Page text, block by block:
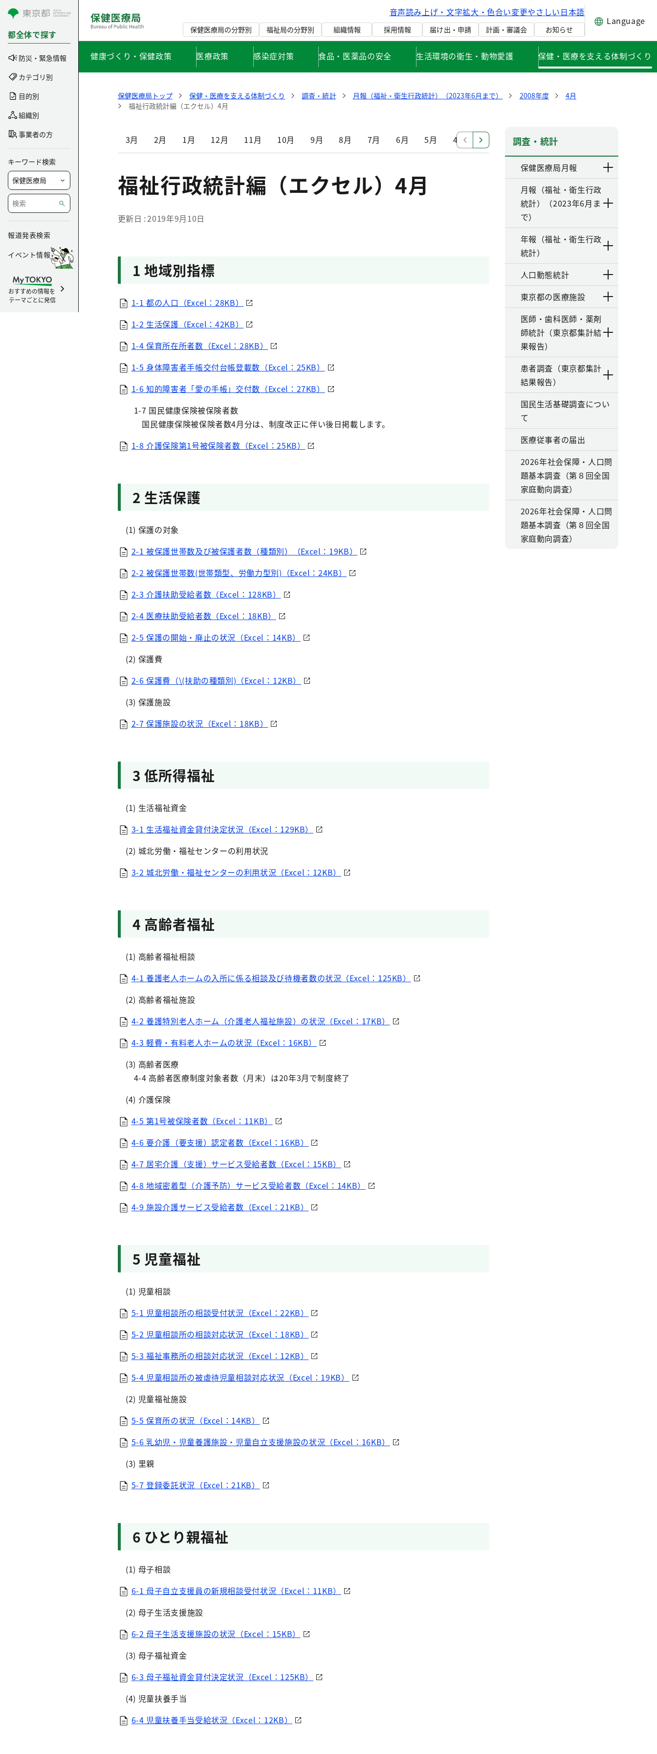
コンテンツにスキップ
都全体で探す
防災・緊急情報
カテゴリ別
目的別
組織別
事業者の方
キーワード検索
報道発表検索
イベント情報
おすすめの情報を
テーマごとに発信
音声読み上げ・文字拡大・色合い変更やさしい日本語
保健医療局の分野別 福祉局の分野別 組織情報 採用情報 届け出・申請 計画・審議会 お知らせ
Language
健康づくり・保健政策 医療政策 感染症対策 食品・医薬品の安全 生活環境の衛生・動物愛護 保健・医療を支える体制づくり
保健医療局トップ 保健・医療を支える体制づくり 調査・統計 月報（福祉・衛生行政統計）（2023年6月まで） 2008年度
4月
福祉行政統計編（エクセル）4月
3月 2月 1月 12月 11月 10月 9月 8月 7月 6月 5月 4月
福祉行政統計編（エクセル）4月
更新日 2019年9月10日
1 地域別指標
1-1 都の人口（Excel：28KB）
1-2 生活保護（Excel：42KB）
1-4 保育所在所者数（Excel：28KB）
1-5 身体障害者手帳交付台帳登載数（Excel：25KB）
1-6 知的障害者「愛の手帳」交付数（Excel：27KB）
1-7 国民健康保険被保険者数
国民健康保険被保険者数4月分は、制度改正に伴い後日掲載します。
1-8 介護保険第1号被保険者数（Excel：25KB）
2 生活保護
(1) 保護の対象
2-1 被保護世帯数及び被保護者数（種類別）（Excel：19KB）
2-2 被保護世帯数(世帯類型、労働力型別)（Excel：24KB）
2-3 介護扶助受給者数（Excel：128KB）
2-4 医療扶助受給者数（Excel：18KB）
2-5 保護の開始・廃止の状況（Excel：14KB）
(2) 保護費
2-6 保護費（\(扶助の種類別)（Excel：12KB）
(3) 保護施設
2-7 保護施設の状況（Excel：18KB）
3 低所得福祉
(1) 生活福祉資金
3-1 生活福祉資金貸付決定状況（Excel：129KB）
(2) 城北労働・福祉センターの利用状況
3-2 城北労働・福祉センターの利用状況（Excel：12KB）
4 高齢者福祉
(1) 高齢者福祉相談
4-1 養護老人ホームの入所に係る相談及び待機者数の状況（Excel：125KB）
(2) 高齢者福祉施設
4-2 養護特別老人ホーム（介護老人福祉施設）の状況（Excel：17KB）
4-3 軽費・有料老人ホームの状況（Excel：16KB）
(3) 高齢者医療
4-4 高齢者医療制度対象者数（月末）は20年3月で制度終了
(4) 介護保険
4-5 第1号被保険者数（Excel：11KB）
4-6 要介護（要支援）認定者数（Excel：16KB）
4-7 居宅介護（支援）サービス受給者数（Excel：15KB）
4-8 地域密着型（介護予防）サービス受給者数（Excel：14KB）
4-9 施設介護サービス受給者数（Excel：21KB）
5 児童福祉
(1) 児童相談
5-1 児童相談所の相談受付状況（Excel：22KB）
5-2 児童相談所の相談対応状況（Excel：18KB）
5-3 福祉事務所の相談対応状況（Excel：12KB）
5-4 児童相談所の被虐待児童相談対応状況（Excel：19KB）
(2) 児童福祉施設
5-5 保育所の状況（Excel：14KB）
5-6 乳幼児・児童養護施設・児童自立支援施設の状況（Excel：16KB）
(3) 里親
5-7 登録委託状況（Excel：21KB）
6 ひとり親福祉
(1) 母子相談
6-1 母子自立支援員の新規相談受付状況（Excel：11KB）
(2) 母子生活支援施設
6-2 母子生活支援施設の状況（Excel：15KB）
(3) 母子福祉資金
6-3 母子福祉資金貸付決定状況（Excel：125KB）
(4) 児童扶養手当
6-4 児童扶養手当受給状況（Excel：12KB）
調査・統計
保健医療局月報
月報（福祉・衛生行政
統計）（2023年6月ま
で）
年報（福祉・衛生行政
統計）
人口動態統計
東京都の医療施設
医師・歯科医師・薬剤
師統計（東京都集計結
果報告）
患者調査（東京都集計
結果報告）
国民生活基礎調査につい
て
医療従事者の届出
2026年社会保障・人口問
題基本調査（第８回全国
家庭動向調査）
2026年社会保障・人口問
題基本調査（第８回全国
家庭動向調査）